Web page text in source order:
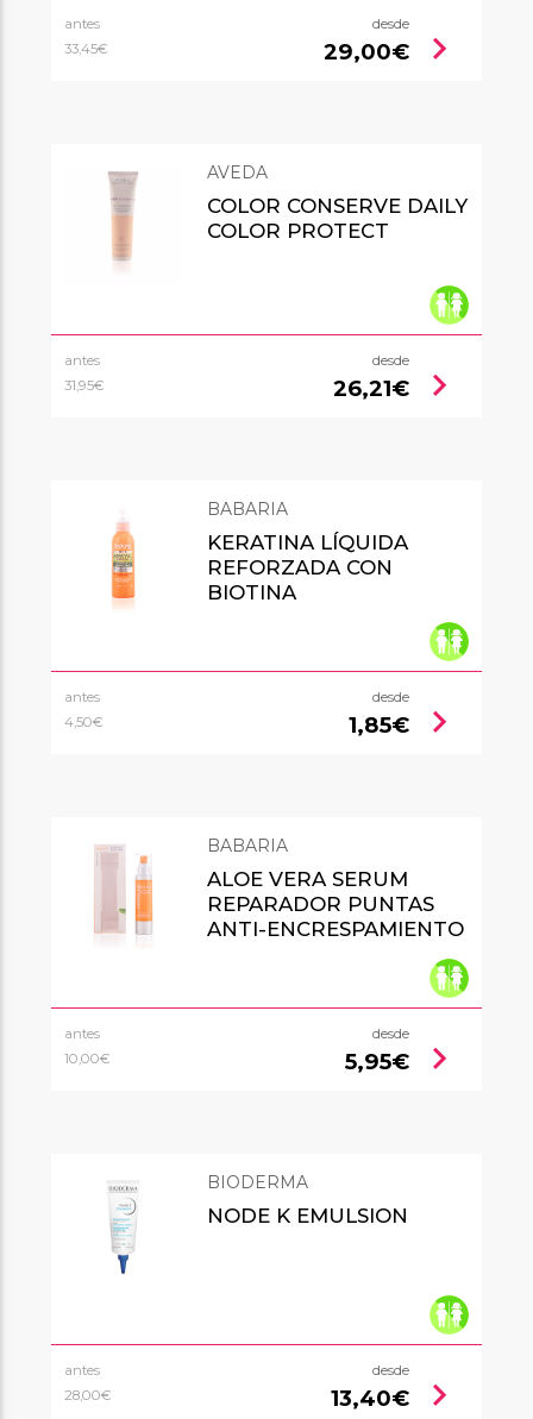
antes
33,45€
desde
29,00€ chevron_right
AVEDA
COLOR CONSERVE DAILY
COLOR PROTECT
antes
31,95€
desde
26,21€ chevron_right
BABARIA
KERATINA LÍQUIDA
REFORZADA CON
BIOTINA
antes
4,50€
desde
1,85€ chevron_right
BABARIA
ALOE VERA SERUM
REPARADOR PUNTAS
ANTI-ENCRESPAMIENTO
antes
10,00€
desde
5,95€ chevron_right
BIODERMA
NODE K EMULSION
antes
28,00€
desde
13,40€ chevron_right